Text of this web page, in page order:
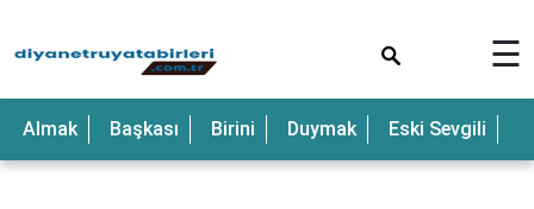
Anne
☰
Almak Başkası Birini Duymak Eski Sevgili